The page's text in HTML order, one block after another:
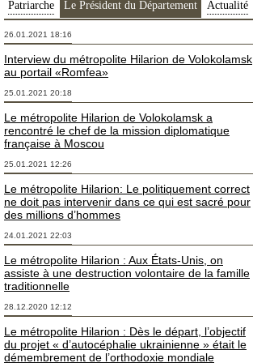
Patriarche Le Président du Département Actualité
26.01.2021 18:16
Interview du métropolite Hilarion de Volokolamsk
au portail «Romfea»
25.01.2021 20:18
Le métropolite Hilarion de Volokolamsk a
rencontré le chef de la mission diplomatique
française à Moscou
25.01.2021 12:26
Le métropolite Hilarion: Le politiquement correct
ne doit pas intervenir dans ce qui est sacré pour
des millions d’hommes
24.01.2021 22:03
Le métropolite Hilarion : Aux États-Unis, on
assiste à une destruction volontaire de la famille
traditionnelle
28.12.2020 12:12
Le métropolite Hilarion : Dès le départ, l’objectif
du projet « d’autocéphalie ukrainienne » était le
démembrement de l’orthodoxie mondiale